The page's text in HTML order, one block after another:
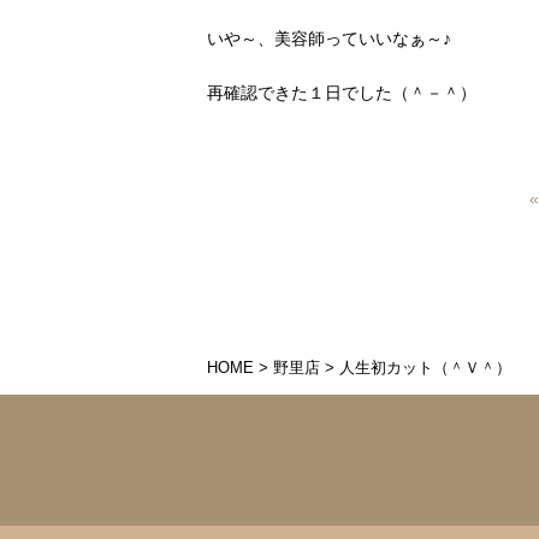
いや～、美容師っていいなぁ～♪
再確認できた１日でした（＾－＾）
HOME > 野里店 > 人生初カット（＾Ｖ＾）